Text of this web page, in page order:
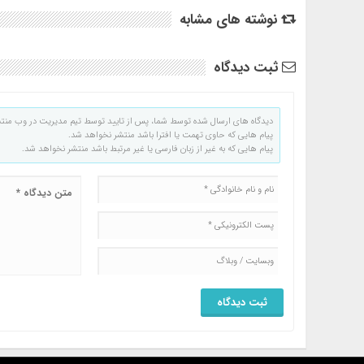
نوشته های مشابه
ثبت دیدگاه
دیدگاه های ارسال شده توسط شما، پس از تایید توسط تیم مدیریت در وب
پیام هایی که حاوی تهمت یا افترا باشد منتشر نخواهد شد.
پیام هایی که به غیر از زبان فارسی یا غیر مرتبط باشد منتشر نخواهد شد.